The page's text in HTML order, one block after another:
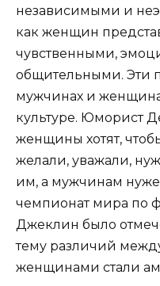
независимыми и
как женщин
чувственными,
общительными. Эти
мужчинах и
культуре. Юморист
женщины хотят,
желали, уважали,
им, а мужчинам
чемпионат мира по
Джеклин было
тему различий
женщинами стали